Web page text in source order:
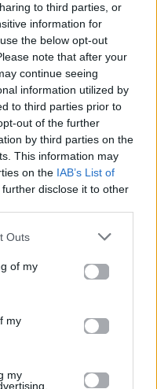
to third parties, or
information for
the below opt-out
note that after your
continue seeing
information utilized by
to third parties prior to
out of the further
by third parties on the
This information may
on the IAB’s List of
disclose it to other
Outs
of my
my
my
για
πορεία
στιγμές
Το πιο επικίνδυνο